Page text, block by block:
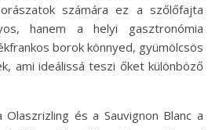
számára ez a szőlőfajta
hanem a helyi gasztronómia
borok könnyed, gyümölcsös
ami ideálissá teszi őket különböző
és a Sauvignon Blanc a